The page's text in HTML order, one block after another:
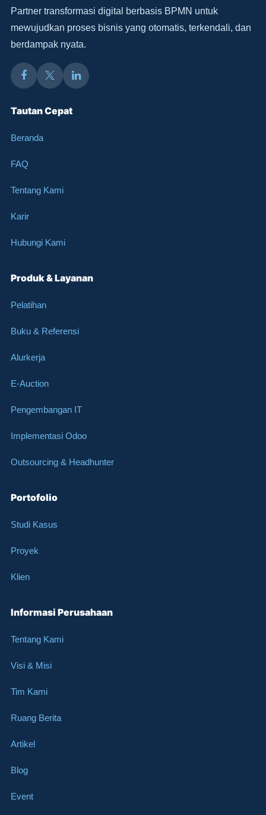
Partner transformasi digital berbasis BPMN untuk
mewujudkan proses bisnis yang otomatis, terkendali, dan
berdampak nyata.
Tautan Cepat
Beranda
FAQ
Tentang Kami
Karir
Hubungi Kami
Produk & Layanan
Pelatihan
Buku & Referensi
Alurkerja
E-Auction
Pengembangan IT
Implementasi Odoo
Outsourcing & Headhunter
Portofolio
Studi Kasus
Proyek
Klien
Informasi Perusahaan
Tentang Kami
Visi & Misi
Tim Kami
Ruang Berita
Artikel
Blog
Event